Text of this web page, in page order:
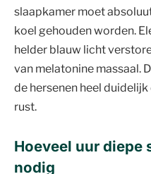
slaapkamer moet
koel gehouden worden.
helder blauw licht
van melatonine massaal.
de hersenen heel
rust.
Hoeveel uur diepe
nodig